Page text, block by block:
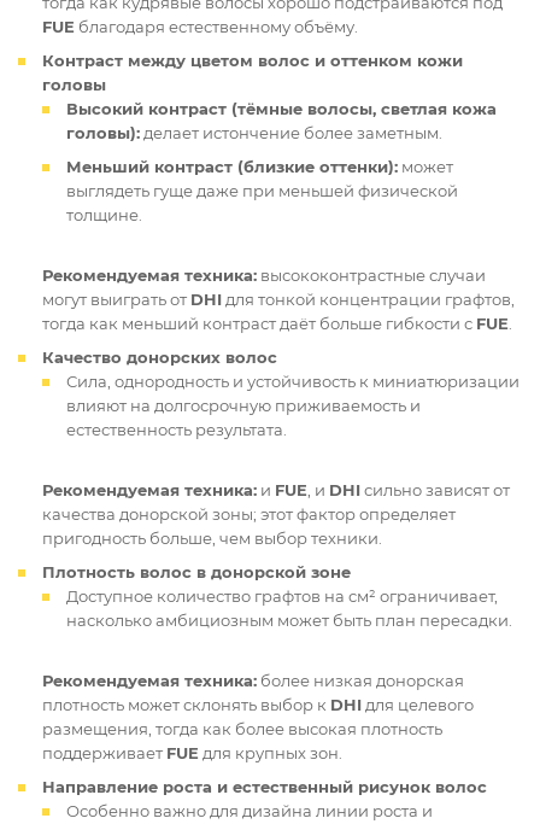
FUE благодаря естественному объёму.
Контраст между цветом волос и оттенком кожи
головы
Высокий контраст (тёмные волосы, светлая кожа
головы):делает истончение более заметным.
Меньший контраст (близкие оттенки): может
выглядеть гуще даже при меньшей физической
толщине.
Рекомендуемая техника: высококонтрастные случаи
могут выиграть от DHIдля тонкой концентрации графтов,
тогда как меньший контраст даёт больше гибкости с FUE.
Качество донорских волос
Сила, однородность и устойчивость к миниатюризации
влияют на долгосрочную приживаемость и
естественность результата.
Рекомендуемая техника: и FUE, и DHIсильно зависят от
качества донорской зоны; этот фактор определяет
пригодность больше, чем выбор техники.
Плотность волос в донорской зоне
Доступное количество графтов на см² ограничивает,
насколько амбициозным может быть план пересадки.
Рекомендуемая техника: более низкая донорская
плотность может склонять выбор к DHIдля целевого
размещения, тогда как более высокая плотность
поддерживает FUE для крупных зон.
Направление роста и естественный рисунок волос
Особенно важно для дизайна линии роста и